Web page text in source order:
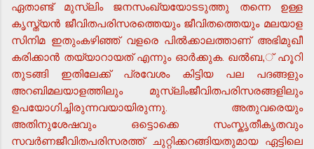
ഏതാണ്ട് മുസ്ലിം ജനസംഖ്യയോടടുത്തു തന്നെ ഉള്ള
കൃസ്ത്യന്‍ ജീവിതപരിസരത്തെയും ജീവിതത്തെയും മലയാള
സിനിമ ഇതുംകഴിഞ്ഞ് വളരെ പില്‍ക്കാലത്താണ് അഭിമുഖീ
കരിക്കാന്‍ തയ്യാറായത് എന്നും ഓര്‍ക്കുക. ഖല്‍ബ,് ഹൂറി
തുടങ്ങി ഇതിലേക്ക് പ്രവേശം കിട്ടിയ പല പദങ്ങളും
അറബിമലയാളത്തിലും മുസ്ലിംജീവിതപരിസരങ്ങളിലും
ഉപയോഗിച്ചിരുന്നവയായിരുന്നു. അതുവരെയും
അതിനുശേഷവും ഒട്ടൊക്കെ സംസ്കൃതീകൃതവും
സവര്‍ണജീവിതപരിസരത്ത് ചുറ്റിക്കറങ്ങിയതുമായ ഏട്ടിലെ